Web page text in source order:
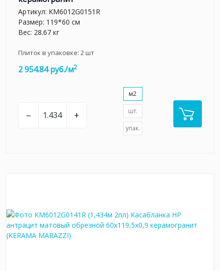
Артикул: KM6012G0151R
Размер: 119*60 см
Вес: 28.67 кг
Плиток в упаковке: 2шт
2 954.84 руб./м2
– +
м2
шт.
упак.